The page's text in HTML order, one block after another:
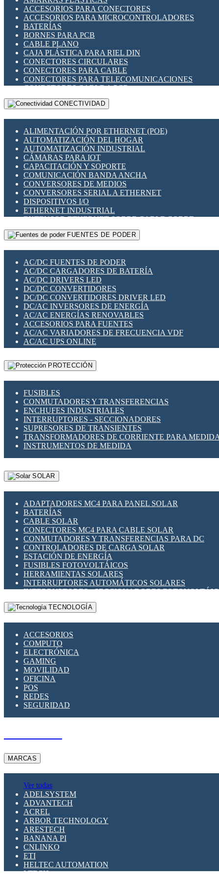
INDICADORES PARA PANEL
INTERFACES DE RELÉ
INTERRUPTORES FIN DE CARRERA
LLAVES CONMUTADORAS
MEDIDORES DE ENERGÍA Y TC'S DE CORRIENTE
MOTORES PASO A PASO
PANTALLAS HMI
PLC -CONTROLADORES LÓGICO PROGRAMABLES
PROGRAMADORES DE HORARIO
RELÉS DE PROTECCIÓN
SENSORES CAPACITIVOS
SENSORES INDUCTIVOS
TEMPORIZADORES
VARIACS
VARIADORES DE FRECUENCIA [VDF]
SECCIONADORES - INTERRUPTORES
MAQUINARIA
ACCESORIOS PARA CONECTORES
ACCESORIOS PARA MICROCONTROLADORES
BATERÍAS
BORNES PARA PCB
CABLE PLANO
CAJA PLÁSTICA PARA RIEL DIN
CONECTORES CIRCULARES
CONECTORES PARA CABLE
CONECTORES PARA TELECOMUNICACIONES
CONECTORES CABLE A PCB
CONECTORES PCB A CABLE
DIP SWITCHES
HERRAMIENTAS VARIAS
ILUMINACIÓN LED
INTERRUPTORES REED
INTERFACES DE RELÉ
OTROS RELÉS
PROTECCIÓN TÉRMICA
RELÉS AUTOMOTRICES
RELÉS DE SEÑAL
RELÉS DE ESTADO SÓLIDO SSR
RELÉS INDUSTRIALES
RELÉS MINIATURA DE POTENCIA
SENSORES MAGNÉTICOS
SWITCH Y MICROSWITCH
TARJETAS PI
UNIÓN Y DERIVACIÓN DE CABLE
CONECTIVIDAD
ALIMENTACIÓN POR ETHERNET (POE)
AUTOMATIZACIÓN DEL HOGAR
AUTOMATIZACIÓN INDUSTRIAL
CÁMARAS PARA IOT
CAPACITACIÓN Y SOPORTE
COMUNICACIÓN BANDA ANCHA
CONVERSORES DE MEDIOS
CONVERSORES SERIAL A ETHERNET
DISPOSITIVOS I/O
ETHERNET INDUSTRIAL
EXTENSOR ETHERNET SOBRE CABLE COBRE
GATEWAY LORAWAN
GESTIÓN DE REDES
PLACAS MODULARES IOT
SWITCHES Y REDES WIFI
SOLUCIONES IOT
SOLUCIONES LORAWAN
SOLUCIONES RED CELULAR
SEGURIDAD PARA REDES
SWITCHES LAN
TELEFONÍA IP (VOIP)
VIGILANCIA IP (CCTV)
MESHTASTIC
FUENTES DE PODER
AC/DC FUENTES DE PODER
AC/DC CARGADORES DE BATERÍA
AC/DC DRIVERS LED
DC/DC CONVERTIDORES
DC/DC CONVERTIDORES DRIVER LED
DC/AC INVERSORES DE ENERGÍA
AC/AC ENERGÍAS RENOVABLES
ACCESORIOS PARA FUENTES
AC/AC VARIADORES DE FRECUENCIA VDF
AC/AC UPS ONLINE
PROTECCIÓN
FUSIBLES
CONMUTADORES Y TRANSFERENCIAS
ENCHUFES INDUSTRIALES
INTERRUPTORES - SECCIONADORES
SUPRESORES DE TRANSIENTES
TRANSFORMADORES DE CORRIENTE PARA
INSTRUMENTOS DE MEDIDA
SOLAR
ADAPTADORES MC4 PARA PANEL SOLAR
BATERÍAS
CABLE SOLAR
CONECTORES MC4 PARA CABLE SOLAR
CONMUTADORES Y TRANSFERENCIAS PARA DC
CONTROLADORES DE CARGA SOLAR
ESTACIÓN DE ENERGÍA
FUSIBLES FOTOVOLTÁICOS
HERRAMIENTAS SOLARES
INTERRUPTORES AUTOMÁTICOS SOLARES
INTERRUPTORES - SECCIONADORES
MONTAJE PANEL SOLAR
PORTA FUSIBLES Y SECCIONADORES
TECNOLOGÍA
ACCESORIOS
COMPUTO
ELECTRÓNICA
GAMING
MOVILIDAD
OFICINA
POS
REDES
SEGURIDAD
MARCAS
Ver todas
ADELSYSTEM
ADVANTECH
ACREL
ARBOR TECHNOLOGY
ARESTECH
BANANA PI
CNLINKO
ETI
HELTEC AUTOMATION
LTECH